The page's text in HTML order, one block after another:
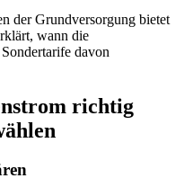
der Grundversorgung bietet
wann die
davon
richtig